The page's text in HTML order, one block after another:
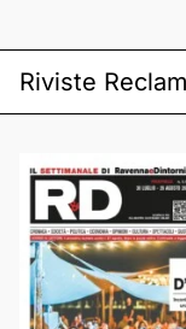
Riviste Reclam